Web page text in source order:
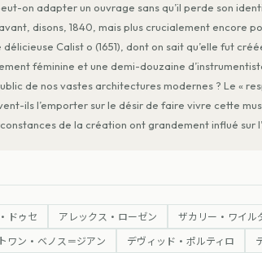
on adapter un ouvrage sans qu’il perde son
disons, 1840, mais plus crucialement encore
Calist o (1651), dont on sait qu’elle fut
féminine et une demi-douzaine
de nos vastes architectures modernes ? Le «
ils l’emporter sur le désir de faire vivre cette
de la création ont grandement influé sur
ドゥセ アレックス・ローゼン ザカリー・ワイル
ワン・ベノス＝ジアン デヴィッド・ポルティロ